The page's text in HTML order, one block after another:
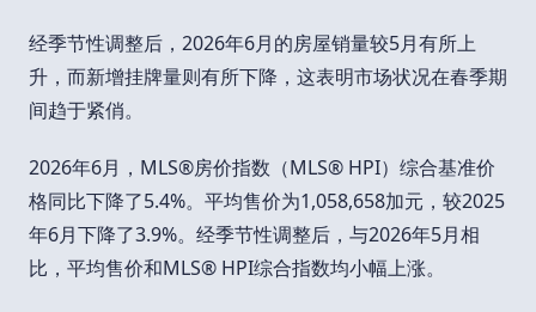
经季节性调整后，2026年6月的房屋销量较5月有所上
升，而新增挂牌量则有所下降，这表明市场状况在春季期
间趋于紧俏。
2026年6月，MLS®房价指数（MLS® HPI）综合基准价
格同比下降了5.4%。平均售价为1,058,658加元，较2025
年6月下降了3.9%。经季节性调整后，与2026年5月相
比，平均售价和MLS® HPI综合指数均小幅上涨。